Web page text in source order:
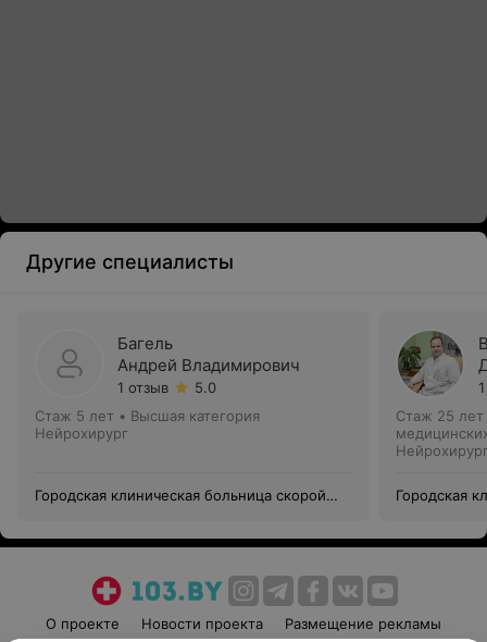
Другие специалисты
Багель
Андрей Владимирович
1 отзыв
5.0
Стаж 5 лет • Высшая категория
Нейрохирург
Городская клиническая больница скорой
Стаж 25 лет
Городская
О проекте Новости проекта Размещение рекламы